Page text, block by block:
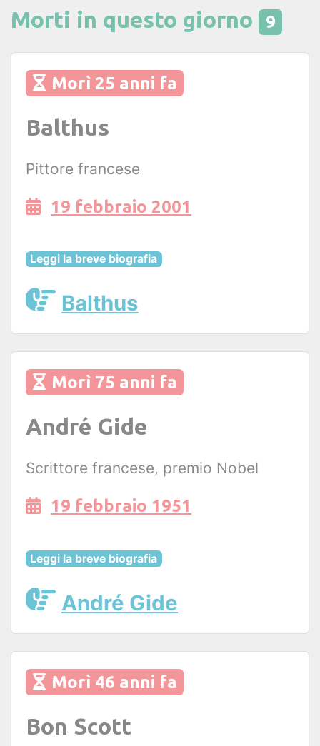
Morti in questo giorno 9
Morì 25 anni fa
Balthus
Pittore francese
19 febbraio 2001
Leggi la breve biografia
Balthus
Morì 75 anni fa
André Gide
Scrittore francese, premio Nobel
19 febbraio 1951
Leggi la breve biografia
André Gide
Morì 46 anni fa
Bon Scott